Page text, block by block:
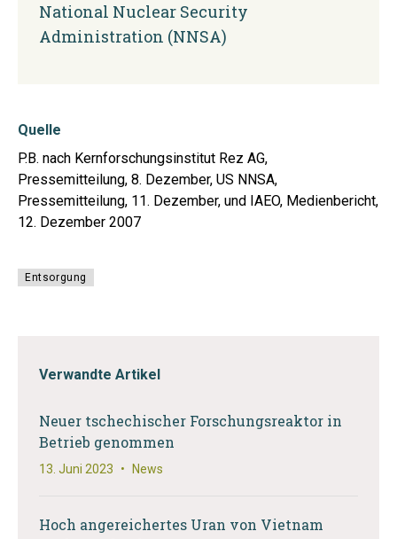
National Nuclear Security
Administration (NNSA)
Quelle
P.B. nach Kernforschungsinstitut Rez AG,
Pressemitteilung, 8. Dezember, US NNSA,
Pressemitteilung, 11. Dezember, und IAEO, Medienbericht,
12. Dezember 2007
Entsorgung
Verwandte Artikel
Neuer tschechischer Forschungsreaktor in
Betrieb genommen
13. Juni 2023 • News
Hoch angereichertes Uran von Vietnam